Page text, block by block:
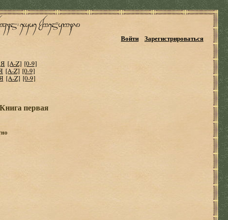
Войти Зарегистрироваться
Я [A-Z] [0-9]
[A-Z] [0-9]
[A-Z] [0-9]
первая